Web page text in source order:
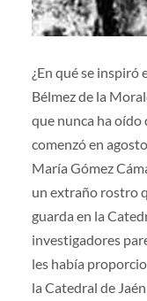
¿En qué se inspiró
Bélmez de la
que nunca ha
comenzó en
María Gómez
un extraño rostro
guarda en la
investigadores
les había
la Catedral de